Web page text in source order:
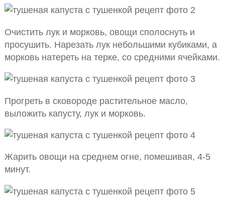
Очистить лук и морковь, овощи сполоснуть и
просушить. Нарезать лук небольшими кубиками, а
морковь натереть на терке, со средними ячейками.
Прогреть в сковороде растительное масло,
выложить капусту, лук и морковь.
Жарить овощи на среднем огне, помешивая, 4-5
минут.